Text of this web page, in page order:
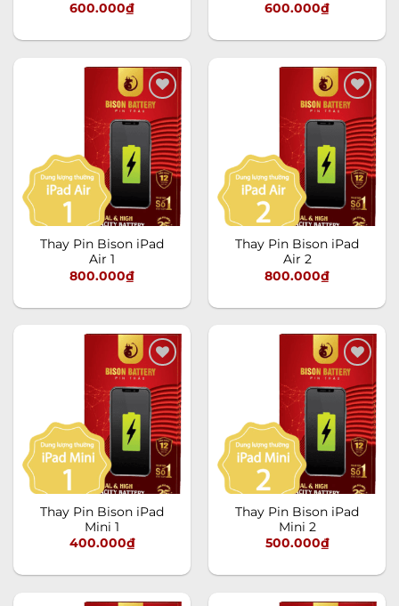
600.000₫
600.000₫
Add to
wishlist
Thay Pin Bison iPad
Air 1
800.000₫
Add to
wishlist
Thay Pin Bison iPad
Air 2
800.000₫
Add to
wishlist
Thay Pin Bison iPad
Mini 1
400.000₫
Add to
wishlist
Thay Pin Bison iPad
Mini 2
500.000₫